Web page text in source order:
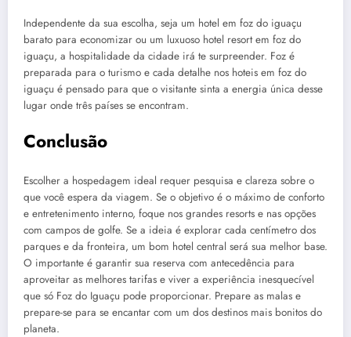
Independente da sua escolha, seja um hotel em foz do iguaçu
barato para economizar ou um luxuoso hotel resort em foz do
iguaçu, a hospitalidade da cidade irá te surpreender. Foz é
preparada para o turismo e cada detalhe nos hoteis em foz do
iguaçu é pensado para que o visitante sinta a energia única desse
lugar onde três países se encontram.
Conclusão
Escolher a hospedagem ideal requer pesquisa e clareza sobre o
que você espera da viagem. Se o objetivo é o máximo de conforto
e entretenimento interno, foque nos grandes resorts e nas opções
com campos de golfe. Se a ideia é explorar cada centímetro dos
parques e da fronteira, um bom hotel central será sua melhor base.
O importante é garantir sua reserva com antecedência para
aproveitar as melhores tarifas e viver a experiência inesquecível
que só Foz do Iguaçu pode proporcionar. Prepare as malas e
prepare-se para se encantar com um dos destinos mais bonitos do
planeta.